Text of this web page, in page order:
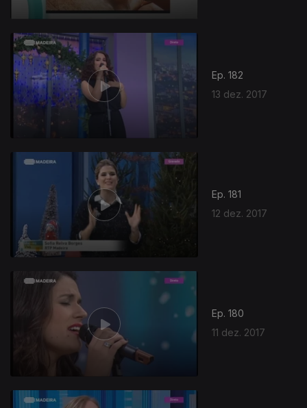
Ep. 182
13 dez. 2017
Ep. 181
12 dez. 2017
Ep. 180
11 dez. 2017
320366